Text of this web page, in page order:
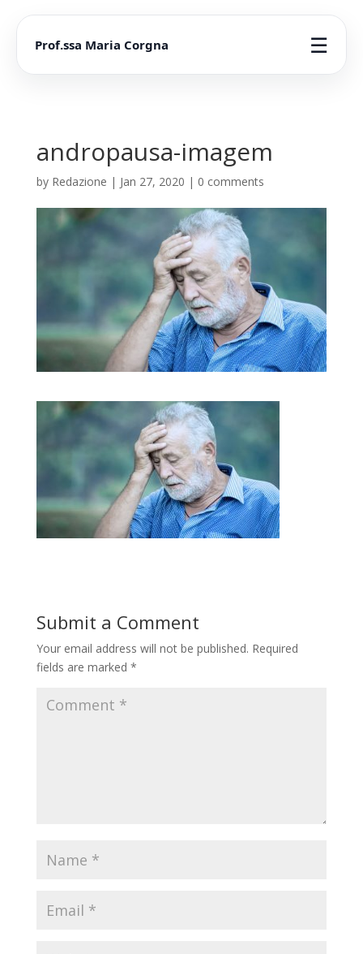
Prof.ssa Maria Corgna ☰
andropausa-imagem
by Redazione | Jan 27, 2020 | 0 comments
Submit a Comment
Your email address will not be published. Required
fields are marked *